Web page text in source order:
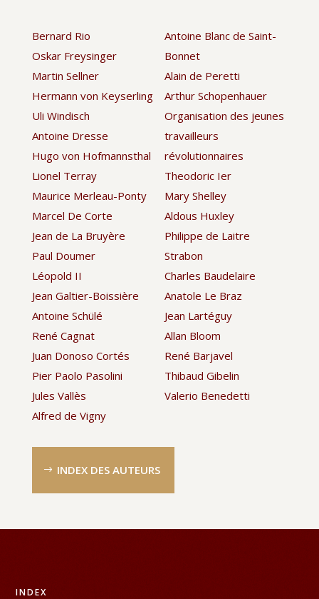
Bernard Rio
Oskar Freysinger
Martin Sellner
Hermann von Keyserling
Uli Windisch
Antoine Dresse
Hugo von Hofmannsthal
Lionel Terray
Maurice Merleau-Ponty
Marcel De Corte
Jean de La Bruyère
Paul Doumer
Léopold II
Jean Galtier-Boissière
Antoine Schülé
René Cagnat
Juan Donoso Cortés
Pier Paolo Pasolini
Jules Vallès
Alfred de Vigny
Antoine Blanc de Saint-
Bonnet
Alain de Peretti
Arthur Schopenhauer
Organisation des jeunes
travailleurs
révolutionnaires
Theodoric Ier
Mary Shelley
Aldous Huxley
Philippe de Laitre
Strabon
Charles Baudelaire
Anatole Le Braz
Jean Lartéguy
Allan Bloom
René Barjavel
Thibaud Gibelin
Valerio Benedetti
INDEX DES AUTEURS
INDEX